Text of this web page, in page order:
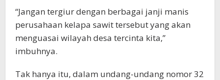
“Jangan tergiur dengan berbagai janji manis
perusahaan kelapa sawit tersebut yang akan
menguasai wilayah desa tercinta kita,”
imbuhnya.
Tak hanya itu, dalam undang-undang nomor 32